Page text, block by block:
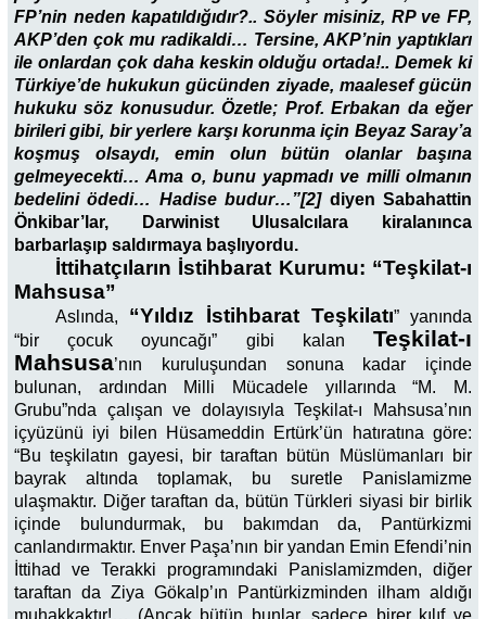
FP’nin neden kapatıldığıdır?.. Söyler misiniz, RP ve FP,
AKP’den çok mu radikaldi… Tersine, AKP’nin yaptıkları
ile onlardan çok daha keskin olduğu ortada!.. Demek ki
Türkiye’de hukukun gücünden ziyade, maalesef gücün
hukuku söz konusudur. Özetle; Prof. Erbakan da eğer
birileri gibi, bir yerlere karşı korunma için Beyaz Saray’a
koşmuş olsaydı, emin olun bütün olanlar başına
gelmeyecekti… Ama o, bunu yapmadı ve milli olmanın
bedelini ödedi… Hadise budur…”[2] diyen Sabahattin
Önkibar’lar, Darwinist Ulusalcılara kiralanınca
barbarlaşıp saldırmaya başlıyordu.
İttihatçıların İstihbarat Kurumu: “Teşkilat-ı
Mahsusa”
Aslında, “Yıldız İstihbarat Teşkilatı” yanında
“bir çocuk oyuncağı” gibi kalan Teşkilat-ı
Mahsusa’nın kuruluşundan sonuna kadar içinde
bulunan, ardından Milli Mücadele yıllarında “M. M.
Grubu”nda çalışan ve dolayısıyla Teşkilat-ı Mahsusa’nın
içyüzünü iyi bilen Hüsameddin Ertürk’ün hatıratına göre:
“Bu teşkilatın gayesi, bir taraftan bütün Müslümanları bir
bayrak altında toplamak, bu suretle Panislamizme
ulaşmaktır. Diğer taraftan da, bütün Türkleri siyasi bir birlik
içinde bulundurmak, bu bakımdan da, Pantürkizmi
canlandırmaktır. Enver Paşa’nın bir yandan Emin Efendi’nin
İttihad ve Terakki programındaki Panislamizmden, diğer
taraftan da Ziya Gökalp’ın Pantürkizminden ilham aldığı
muhakkaktır!… (Ancak bütün bunlar, sadece birer kılıf ve